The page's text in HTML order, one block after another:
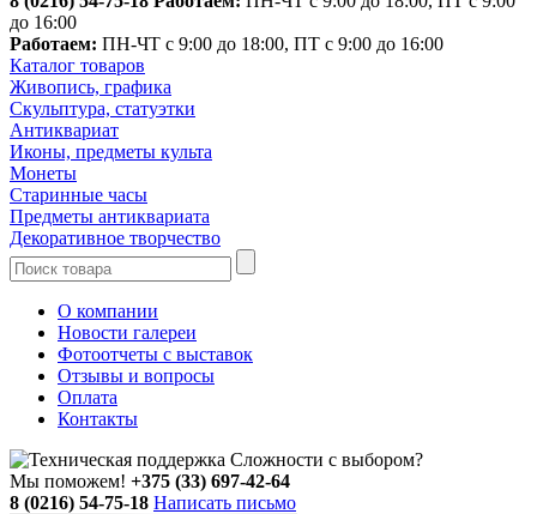
до 16:00
Работаем: ПН-ЧТ с 9:00 до 18:00, ПТ с 9:00 до 16:00
Каталог товаров
Живопись, графика
Скульптура, статуэтки
Антиквариат
Иконы, предметы культа
Монеты
Старинные часы
Предметы антиквариата
Декоративное творчество
О компании
Новости галереи
Фотоотчеты с выставок
Отзывы и вопросы
Оплата
Контакты
Сложности с выбором?
Мы поможем! +375 (33) 697-42-64
8 (0216) 54-75-18 Написать письмо